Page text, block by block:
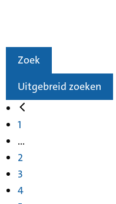
Zoek
Uitgebreid zoeken
1
...
2
3
4